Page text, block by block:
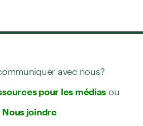
avec nous?
pour les médias ou
Nous joindre